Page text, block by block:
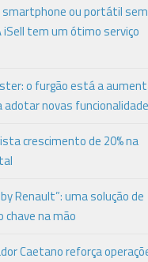
smartphone ou portátil sem
iSell tem um ótimo serviço
o furgão está a
adotar novas
crescimento de 20% na
Renault”: uma solução de
na mão
Caetano reforça